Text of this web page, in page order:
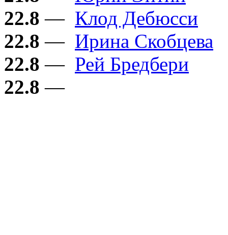
22.8 — Клод Дебюсси
22.8 — Ирина Скобцева
22.8 — Рей Бредбери
22.8 —